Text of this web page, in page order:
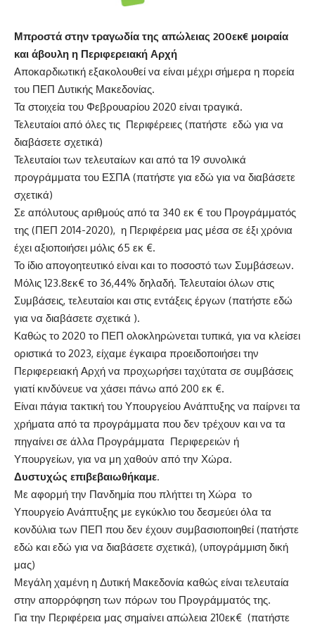
Μπροστά στην τραγωδία της απώλειας 200εκ€ μοιραία
και άβουλη η Περιφερειακή Αρχή
Αποκαρδιωτική εξακολουθεί να είναι μέχρι σήμερα η πορεία
του ΠΕΠ Δυτικής Μακεδονίας.
Τα στοιχεία του Φεβρουαρίου 2020 είναι τραγικά.
Τελευταίοι από όλες τις Περιφέρειες (πατήστε εδώ για να
διαβάσετε σχετικά)
Τελευταίοι των τελευταίων και από τα 19 συνολικά
προγράμματα του ΕΣΠΑ (πατήστε για εδώ για να διαβάσετε
σχετικά)
Σε απόλυτους αριθμούς από τα 340 εκ € του Προγράμματός
της (ΠΕΠ 2014-2020), η Περιφέρεια μας μέσα σε έξι χρόνια
έχει αξιοποιήσει μόλις 65 εκ €.
Το ίδιο απογοητευτικό είναι και το ποσοστό των Συμβάσεων.
Μόλις 123.8εκ€ το 36,44% δηλαδή. Τελευταίοι όλων στις
Συμβάσεις, τελευταίοι και στις εντάξεις έργων (πατήστε εδώ
για να διαβάσετε σχετικά ).
Καθώς το 2020 το ΠΕΠ ολοκληρώνεται τυπικά, για να κλείσει
οριστικά το 2023, είχαμε έγκαιρα προειδοποιήσει την
Περιφερειακή Αρχή να προχωρήσει ταχύτατα σε συμβάσεις
γιατί κινδύνευε να χάσει πάνω από 200 εκ €.
Είναι πάγια τακτική του Υπουργείου Ανάπτυξης να παίρνει τα
χρήματα από τα προγράμματα που δεν τρέχουν και να τα
πηγαίνει σε άλλα Προγράμματα Περιφερειών ή
Υπουργείων, για να μη χαθούν από την Χώρα.
Δυστυχώς επιβεβαιωθήκαμε.
Με αφορμή την Πανδημία που πλήττει τη Χώρα το
Υπουργείο Ανάπτυξης με εγκύκλιο του δεσμεύει όλα τα
κονδύλια των ΠΕΠ που δεν έχουν συμβασιοποιηθεί (πατήστε
εδώ και εδώ για να διαβάσετε σχετικά), (υπογράμμιση δική
μας)
Μεγάλη χαμένη η Δυτική Μακεδονία καθώς είναι τελευταία
στην απορρόφηση των πόρων του Προγράμματός της.
Για την Περιφέρεια μας σημαίνει απώλεια 210εκ€ (πατήστε